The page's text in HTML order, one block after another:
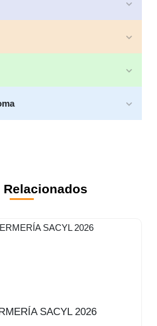
Relacionados
SACYL 2026